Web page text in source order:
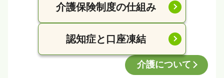
介護保険制度の仕組み
認知症と口座凍結
介護について